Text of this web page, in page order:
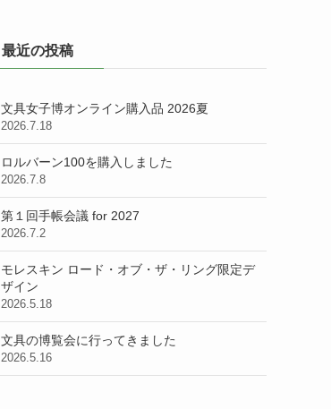
最近の投稿
文具女子博オンライン購入品 2026夏
2026.7.18
ロルバーン100を購入しました
2026.7.8
第１回手帳会議 for 2027
2026.7.2
モレスキン ロード・オブ・ザ・リング限定デ
ザイン
2026.5.18
文具の博覧会に行ってきました
2026.5.16